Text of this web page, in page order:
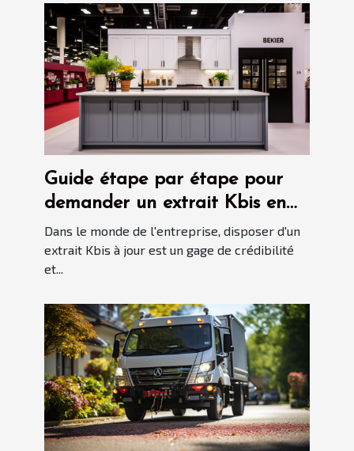
Guide étape par étape pour
demander un extrait Kbis en
ligne
Dans le monde de l'entreprise, disposer d'un
extrait Kbis à jour est un gage de crédibilité
et...